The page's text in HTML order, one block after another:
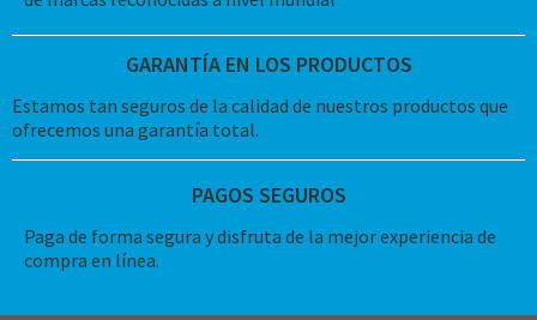
GARANTÍA EN LOS PRODUCTOS
Estamos tan seguros de la calidad de nuestros productos que
ofrecemos una garantía total.
PAGOS SEGUROS
Paga de forma segura y disfruta de la mejor experiencia de
compra en línea.